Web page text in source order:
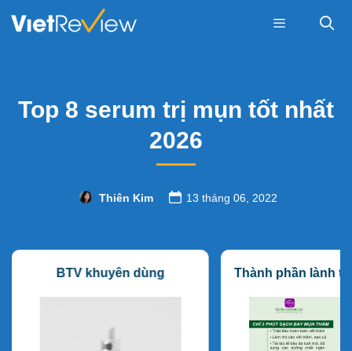
Top 8 serum trị mụn tốt nhất
2026
Thiên Kim 13 tháng 06, 2022
BTV khuyên dùng Thành phần lành